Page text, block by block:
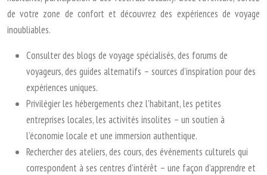
de votre zone de confort et découvrez des expériences de voyage
inoubliables.
Consulter des blogs de voyage spécialisés, des forums de
voyageurs, des guides alternatifs – sources d’inspiration pour des
expériences uniques.
Privilégier les hébergements chez l’habitant, les petites
entreprises locales, les activités insolites – un soutien à
l’économie locale et une immersion authentique.
Rechercher des ateliers, des cours, des événements culturels qui
correspondent à ses centres d’intérêt – une façon d’apprendre et